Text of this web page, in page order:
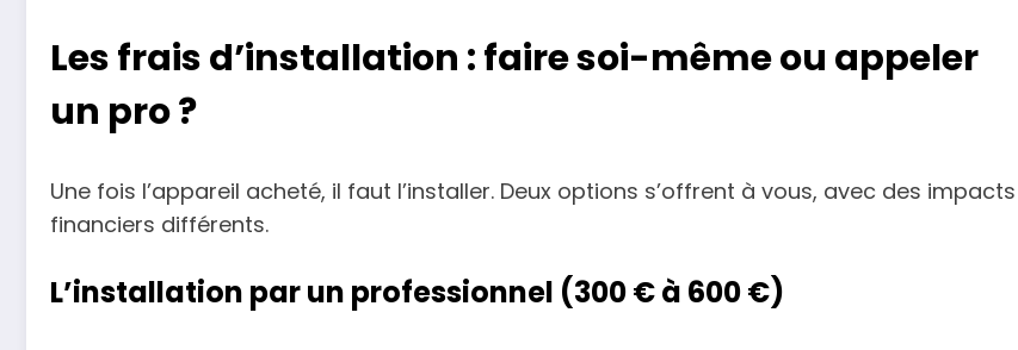
Les frais d’installation : faire soi-même ou appeler
un pro ?
Une fois l’appareil acheté, il faut l’installer. Deux options s’offrent à vous, avec des impacts
financiers différents.
L’installation par un professionnel (300 € à 600 €)